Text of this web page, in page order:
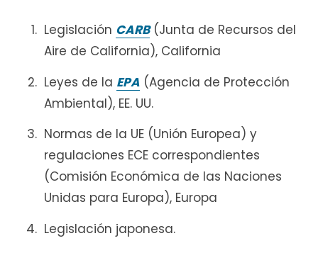
m
Legislación CARB(Junta de Recursos del
Aire de California), California
Leyes de la EPA (Agencia de Protección
Ambiental), EE. UU.
Normas de la UE (Unión Europea) y
regulaciones ECE correspondientes
(Comisión Económica de las Naciones
Unidas para Europa), Europa
Legislación japonesa.